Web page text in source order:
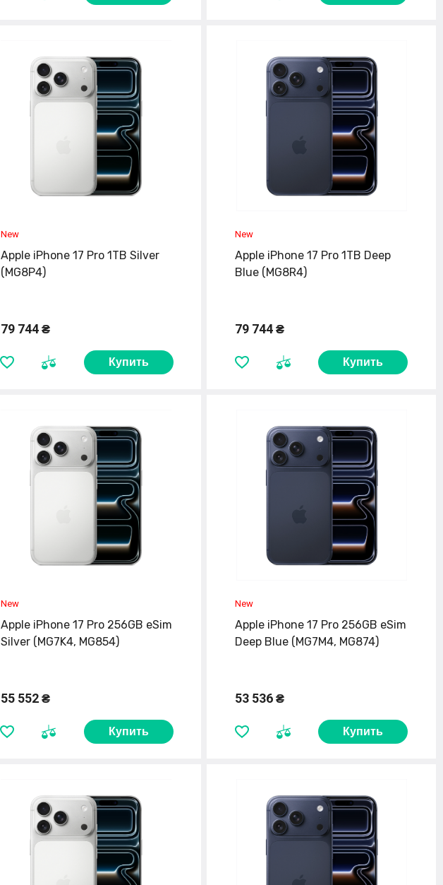
Apple iPhone 17 Pro 1TB Silver
(MG8P4)
79 744 ₴
Купить
Apple iPhone 17 Pro 1TB Deep
Blue (MG8R4)
79 744 ₴
Купить
Apple iPhone 17 Pro 256GB eSim
Silver (MG7K4, MG854)
55 552 ₴
Купить
Apple iPhone 17 Pro 256GB eSim
Deep Blue (MG7M4, MG874)
53 536 ₴
Купить